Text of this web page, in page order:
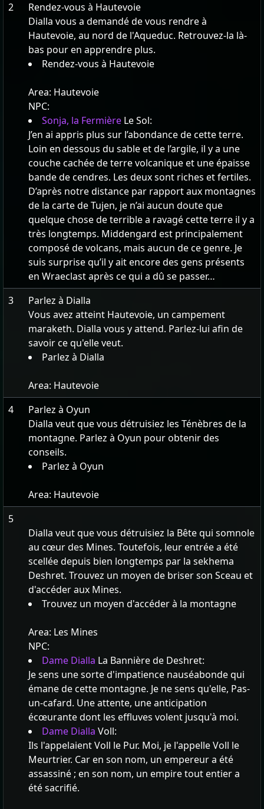
2
Rendez-vous à Hautevoie
Dialla vous a demandé de vous rendre à
Hautevoie, au nord de l'Aqueduc. Retrouvez-la là-
bas pour en apprendre plus.
Rendez-vous à Hautevoie
Area: Hautevoie
NPC:
Sonja, la Fermière Le Sol:
J’en ai appris plus sur l’abondance de cette terre.
Loin en dessous du sable et de l’argile, il y a une
couche cachée de terre volcanique et une épaisse
bande de cendres. Les deux sont riches et fertiles.
D’après notre distance par rapport aux montagnes
de la carte de Tujen, je n’ai aucun doute que
quelque chose de terrible a ravagé cette terre il y a
très longtemps. Middengard est principalement
composé de volcans, mais aucun de ce genre. Je
suis surprise qu’il y ait encore des gens présents
en Wraeclast après ce qui a dû se passer…
3
Parlez à Dialla
Vous avez atteint Hautevoie, un campement
maraketh. Dialla vous y attend. Parlez-lui afin de
savoir ce qu'elle veut.
Parlez à Dialla
Area: Hautevoie
4
Parlez à Oyun
Dialla veut que vous détruisiez les Ténèbres de la
montagne. Parlez à Oyun pour obtenir des
conseils.
Parlez à Oyun
Area: Hautevoie
5
Dialla veut que vous détruisiez la Bête qui somnole
au cœur des Mines. Toutefois, leur entrée a été
scellée depuis bien longtemps par la sekhema
Deshret. Trouvez un moyen de briser son Sceau et
d'accéder aux Mines.
Trouvez un moyen d'accéder à la montagne
Area: Les Mines
NPC:
Dame Dialla La Bannière de Deshret:
Je sens une sorte d'impatience nauséabonde qui
émane de cette montagne. Je ne sens qu'elle, Pas-
un-cafard. Une attente, une anticipation
écœurante dont les effluves volent jusqu'à moi.
Dame Dialla Voll:
Ils l'appelaient Voll le Pur. Moi, je l'appelle Voll le
Meurtrier. Car en son nom, un empereur a été
assassiné ; en son nom, un empire tout entier a
été sacrifié.